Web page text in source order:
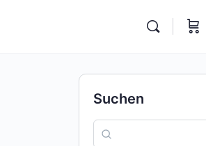
Suchen